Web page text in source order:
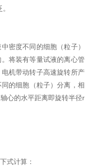
度不同的细胞（粒子）
将装有等量试液的离心管
机带动转子高速旋转所产
的细胞（粒子）分离，相
心的水平距离即旋转半径r
式计算：